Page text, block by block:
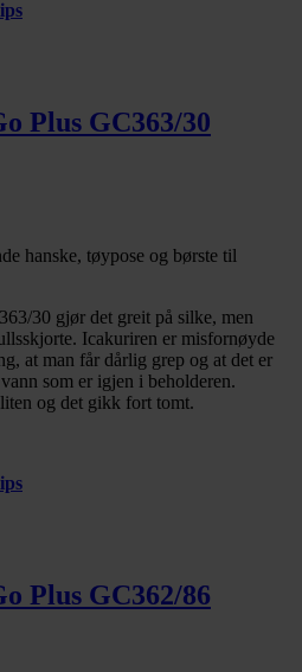
Plus GC363/30
hanske, tøypose og børste til
30 gjør det greit på silke, men
Icakuriren er misfornøyde
at man får dårlig grep og at det er
som er igjen i beholderen.
og det gikk fort tomt.
Plus GC362/86